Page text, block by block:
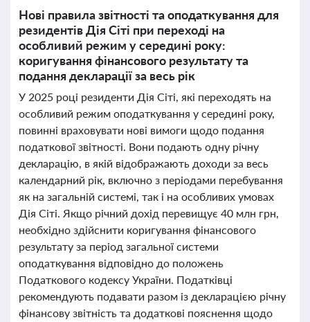
Нові правила звітності та оподаткування для
резидентів Дія Сіті при переході на
особливий режим у середині року:
коригування фінансового результату та
подання декларації за весь рік
У 2025 році резиденти Дія Сіті, які переходять на
особливий режим оподаткування у середині року,
повинні враховувати нові вимоги щодо подання
податкової звітності. Вони подають одну річну
декларацію, в якій відображають доходи за весь
календарний рік, включно з періодами перебування
як на загальній системі, так і на особливих умовах
Дія Сіті. Якщо річний дохід перевищує 40 млн грн,
необхідно здійснити коригування фінансового
результату за період загальної системи
оподаткування відповідно до положень
Податкового кодексу України. Податківці
рекомендують подавати разом із декларацією річну
фінансову звітність та додаткові пояснення щодо